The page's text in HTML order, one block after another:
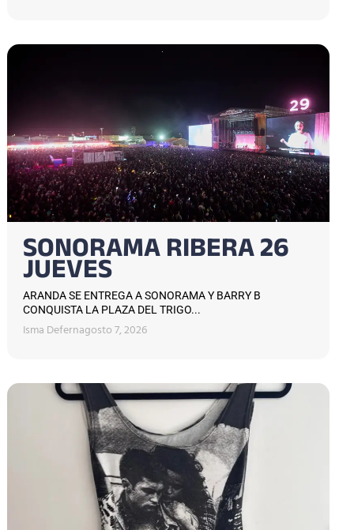
SONORAMA RIBERA 26
JUEVES
ARANDA SE ENTREGA A SONORAMA Y BARRY B
CONQUISTA LA PLAZA DEL TRIGO...
Isma Defernagosto 7, 2026